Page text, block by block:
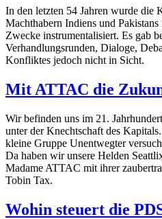
In den letzten 54 Jahren wurde die
Machthabern Indiens und
Zwecke instrumentalisiert. Es gab
Verhandlungsrunden, Dialoge,
Konfliktes jedoch nicht in Sicht.
Mit ATTAC die
Wir befinden uns im 21.
unter der Knechtschaft des
kleine Gruppe Unentwegter
Da haben wir unsere Helden
Madame ATTAC mit ihrer
Tobin Tax.
Wohin steuert die